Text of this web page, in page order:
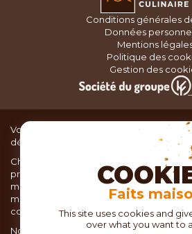
Conditions générales
Données
Mentions
Politique des
Gestion des
Vous recherchez du matériel de
délicieux plats ou des pâtisseries dignes
Chez TOC, boutique d’ustensiles de
proposons une large sélection de
marques de matériel de cuisine:
matériel de cuisson, service de table,
coutellerie, set picnic.
Nous vous réservons un accueil
Faits
This site uses cookies and
over what you want to